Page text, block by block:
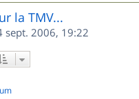
la TMV...
sept. 2006, 19:22